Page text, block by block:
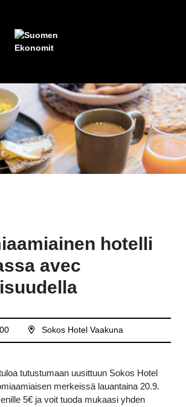
hotelli
avec
Sokos Hotel Vaakuna
tutustumaan uusittuun Sokos Hotel
merkeissä lauantaina 20.9.
5€ ja voit tuoda mukaasi yhden